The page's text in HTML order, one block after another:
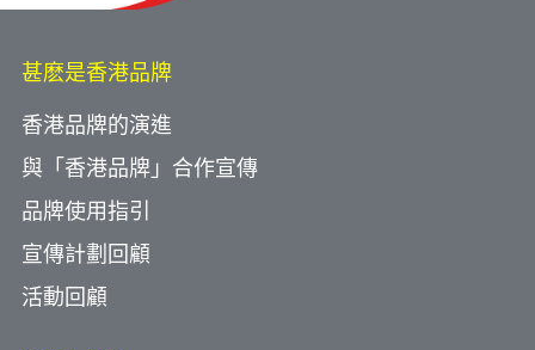
甚麽是香港品牌
香港品牌的演進
與「香港品牌」合作宣傳
品牌使用指引
宣傳計劃回顧
活動回顧